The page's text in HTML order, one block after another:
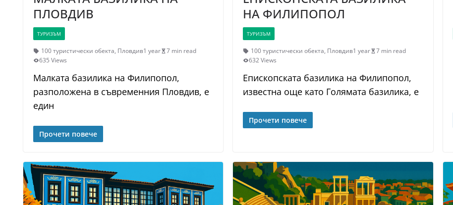
ПЛОВДИВ
ТУРИЗЪМ
100 туристически обекта, Пловдив1 year
7 min read
635 Views
Малката базилика на Филипопол,
разположена в съвременния Пловдив, е
един
Прочети повече
НА ФИЛИПОПОЛ
ТУРИЗЪМ
100 туристически обекта, Пловдив1 year
7 min read
632 Views
Епископската базилика на Филипопол,
известна още като Голямата базилика, е
Прочети повече